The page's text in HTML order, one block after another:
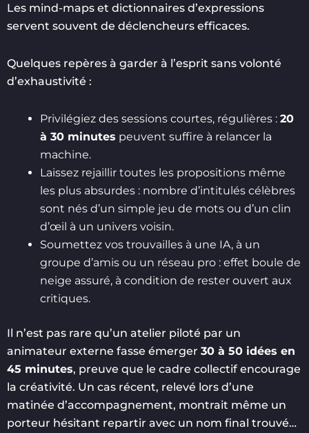
Les mind-maps et dictionnaires d’expressions
servent souvent de déclencheurs efficaces.
Quelques repères à garder à l’esprit sans volonté
d’exhaustivité :
Privilégiez des sessions courtes, régulières : 20
à 30 minutes peuvent suffire à relancer la
machine.
Laissez rejaillir toutes les propositions même
les plus absurdes : nombre d’intitulés célèbres
sont nés d’un simple jeu de mots ou d’un clin
d’œil à un univers voisin.
Soumettez vos trouvailles à une IA, à un
groupe d’amis ou un réseau pro : effet boule de
neige assuré, à condition de rester ouvert aux
critiques.
Il n’est pas rare qu’un atelier piloté par un
animateur externe fasse émerger 30 à 50 idées en
45 minutes, preuve que le cadre collectif encourage
la créativité. Un cas récent, relevé lors d’une
matinée d’accompagnement, montrait même un
porteur hésitant repartir avec un nom final trouvé…